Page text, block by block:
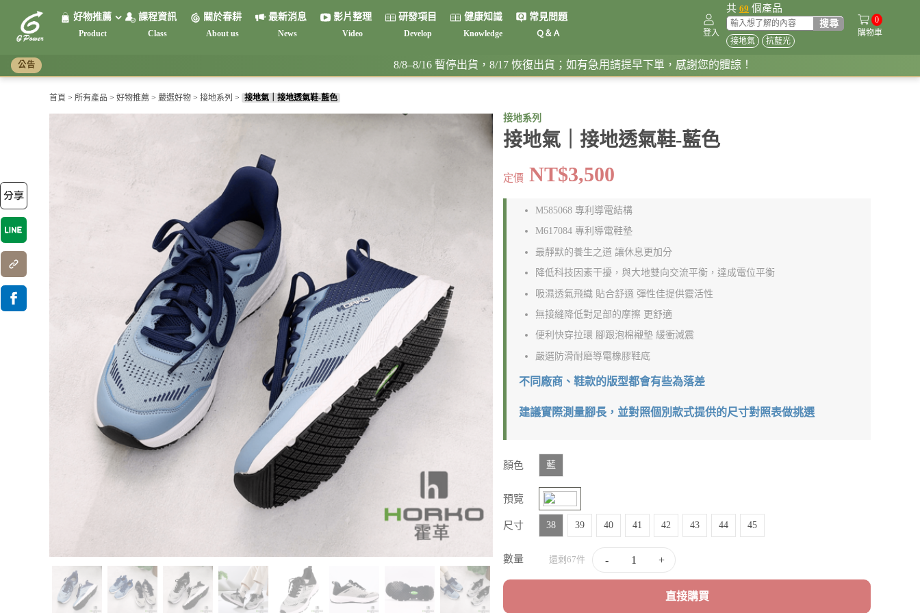
好物推薦
Product
課程資訊
Class
關於春耕
About us
最新消息
News
影片整理
Video
研發項目
Develop
健康知識
Knowledge
常見問題
Ｑ＆Ａ 登入
共 69 個產品
接地氣 抗藍光
購物車
0
頻率共振系列 調節生理時鐘系列 紅光系列 接地系列 抗電磁波系列
公告 8/8–8/16 暫停出貨，8/17 恢復出貨；如有急用請提早下單，感謝您的體諒！
首頁 > 所有產品 > 好物推薦 > 嚴選好物 > 接地系列 > 接地氣｜接地透氣鞋-藍色
接地系列
接地氣｜接地透氣鞋-藍色
定價 NT$3,500
M585068 專利導電結構
M617084 專利導電鞋墊
最靜默的養生之道 讓休息更加分
降低科技因素干擾，與大地雙向交流平衡，達成電位平衡
吸濕透氣飛織 貼合舒適 彈性佳提供靈活性
無接縫降低對足部的摩擦 更舒適
便利快穿拉環 腳跟泡棉襯墊 緩衝減震
嚴選防滑耐磨導電橡膠鞋底
不同廠商、鞋款的版型都會有些為落差
建議實際測量腳長，並對照個別款式提供的尺寸對照表做挑選
顏色 藍
預覽
尺寸 38 39 40 41 42 43 44 45
數量 - +
還剩67件
直接購買